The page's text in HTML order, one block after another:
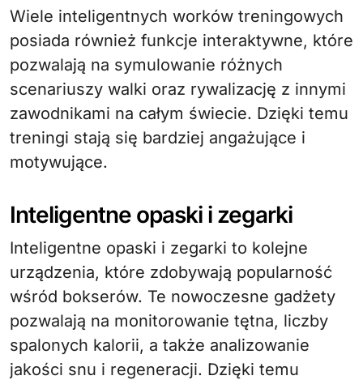
Wiele inteligentnych worków treningowych
posiada również funkcje interaktywne, które
pozwalają na symulowanie różnych
scenariuszy walki oraz rywalizację z innymi
zawodnikami na całym świecie. Dzięki temu
treningi stają się bardziej angażujące i
motywujące.
Inteligentne opaski i zegarki
Inteligentne opaski i zegarki to kolejne
urządzenia, które zdobywają popularność
wśród bokserów. Te nowoczesne gadżety
pozwalają na monitorowanie tętna, liczby
spalonych kalorii, a także analizowanie
jakości snu i regeneracji. Dzięki temu